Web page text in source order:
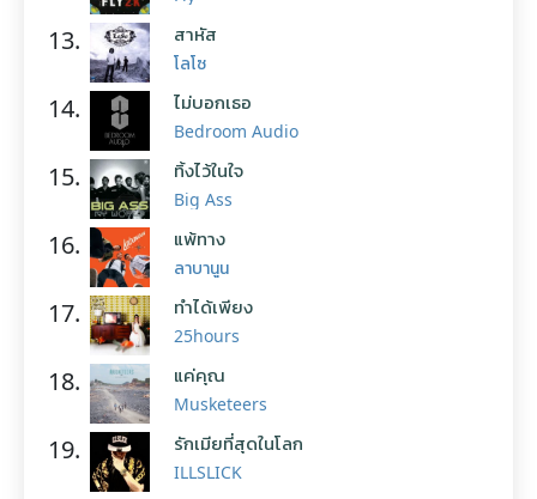
13. สาหัส
โลโซ
14. ไม่บอกเธอ
Bedroom Audio
15. ทิ้งไว้ในใจ
Big Ass
16. แพ้ทาง
ลาบานูน
17. ทำได้เพียง
25hours
18. แค่คุณ
Musketeers
19. รักเมียที่สุดในโลก
ILLSLICK